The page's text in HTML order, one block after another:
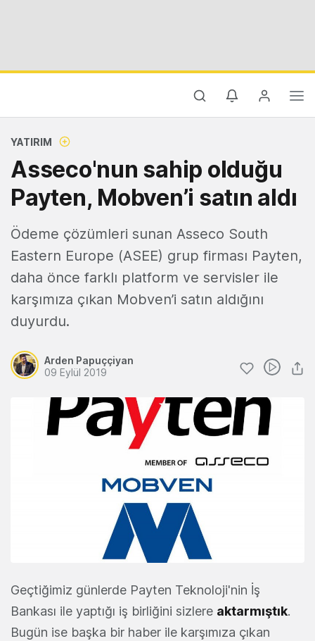
YATIRIM
Asseco'nun sahip olduğu
Payten, Mobven’i satın aldı
Ödeme çözümleri sunan Asseco South
Eastern Europe (ASEE) grup firması Payten,
daha önce farklı platform ve servisler ile
karşımıza çıkan Mobven’i satın aldığını
duyurdu.
Arden Papuççiyan
09 Eylül 2019
Geçtiğimiz günlerde Payten Teknoloji'nin İş
Bankası ile yaptığı iş birliğini sizlere aktarmıştık.
Bugün ise başka bir haber ile karşımıza çıkan